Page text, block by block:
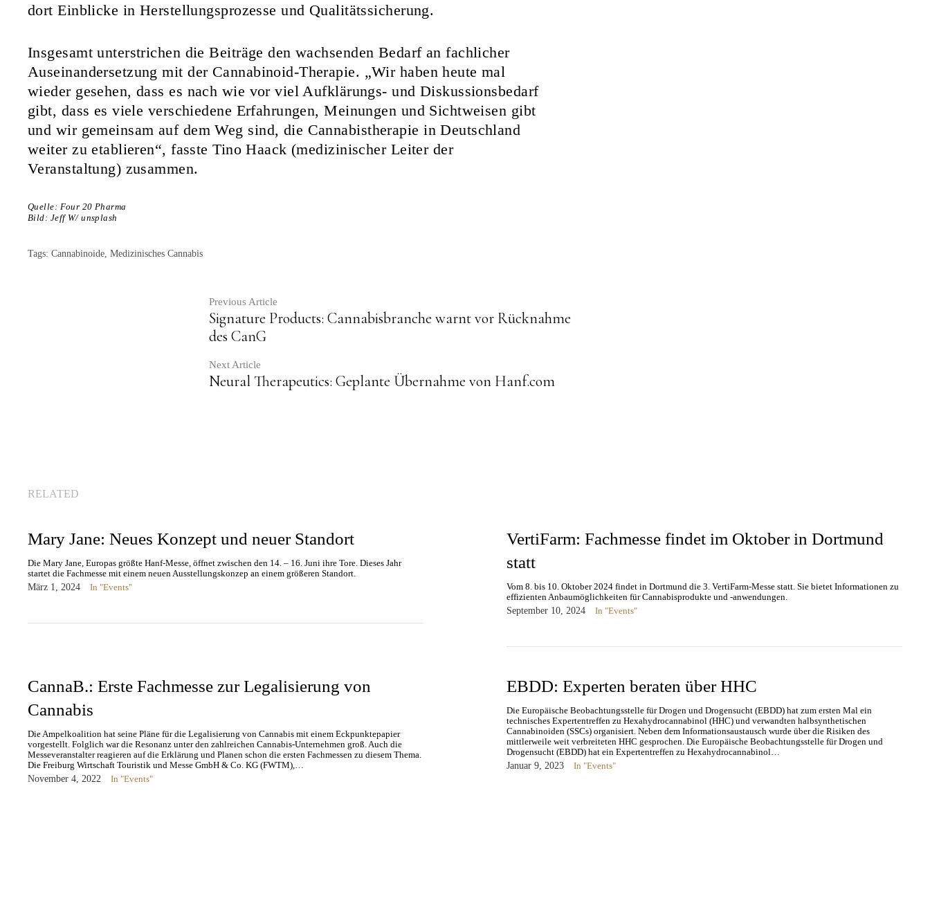
Continue
Reading
Previous Article
Signature Products: Cannabisbranche warnt vor Rücknahme
des CanG
Next Article
Neural Therapeutics: Geplante Übernahme von Hanf.com
dort Einblicke in Herstellungsprozesse und Qualitätssicherung.
Insgesamt unterstrichen die Beiträge den wachsenden Bedarf an fachlicher
Auseinandersetzung mit der Cannabinoid-Therapie. „Wir haben heute mal
wieder gesehen, dass es nach wie vor viel Aufklärungs- und Diskussionsbedarf
gibt, dass es viele verschiedene Erfahrungen, Meinungen und Sichtweisen gibt
und wir gemeinsam auf dem Weg sind, die Cannabistherapie in Deutschland
weiter zu etablieren“, fasste Tino Haack (medizinischer Leiter der
Veranstaltung) zusammen.
Quelle: Four 20 Pharma
Bild: Jeff W/ unsplash
Tags: Cannabinoide, Medizinisches Cannabis
RELATED
Mary Jane: Neues Konzept und neuer Standort
Die Mary Jane, Europas größte Hanf-Messe, öffnet zwischen den 14. – 16. Juni ihre Tore. Dieses Jahr
startet die Fachmesse mit einem neuen Ausstellungskonzep an einem größeren Standort.
März 1, 2024
In "Events"
VertiFarm: Fachmesse findet im Oktober in Dortmund
statt
Vom 8. bis 10. Oktober 2024 findet in Dortmund die 3. VertiFarm-Messe statt. Sie bietet Informationen zu
effizienten Anbaumöglichkeiten für Cannabisprodukte und -anwendungen.
September 10, 2024
In "Events"
CannaB.: Erste Fachmesse zur Legalisierung von
Cannabis
Die Ampelkoalition hat seine Pläne für die Legalisierung von Cannabis mit einem Eckpunktepapier
vorgestellt. Folglich war die Resonanz unter den zahlreichen Cannabis-Unternehmen groß. Auch die
Messeveranstalter reagieren auf die Erklärung und Planen schon die ersten Fachmessen zu diesem Thema.
Die Freiburg Wirtschaft Touristik und Messe GmbH & Co. KG (FWTM),…
November 4, 2022
In "Events"
EBDD: Experten beraten über HHC
Die Europäische Beobachtungsstelle für Drogen und Drogensucht (EBDD) hat zum ersten Mal ein
technisches Expertentreffen zu Hexahydrocannabinol (HHC) und verwandten halbsynthetischen
Cannabinoiden (SSCs) organisiert. Neben dem Informationsaustausch wurde über die Risiken des
mittlerweile weit verbreiteten HHC gesprochen. Die Europäische Beobachtungsstelle für Drogen und
Drogensucht (EBDD) hat ein Expertentreffen zu Hexahydrocannabinol…
Januar 9, 2023
In "Events"